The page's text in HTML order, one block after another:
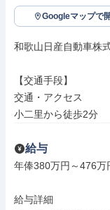
Googleマップで
和歌山日産自動車株
【交通手段】
交通・アクセス
小二里から徒歩2分
給与
年俸380万円～476万
給与詳細